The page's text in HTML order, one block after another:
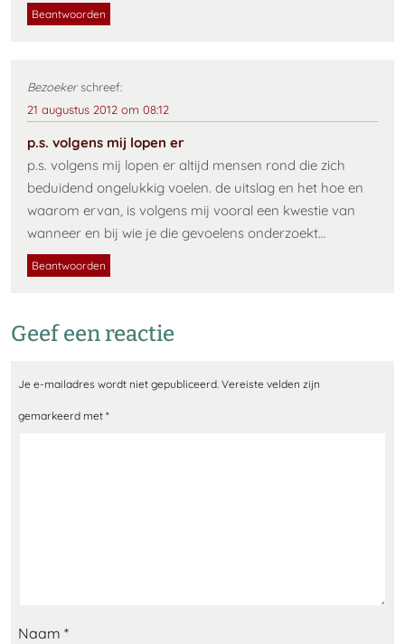
Beantwoorden
Bezoeker schreef:
21 augustus 2012 om 08:12
p.s. volgens mij lopen er
p.s. volgens mij lopen er altijd mensen rond die zich
beduidend ongelukkig voelen. de uitslag en het hoe en
waarom ervan, is volgens mij vooral een kwestie van
wanneer en bij wie je die gevoelens onderzoekt…
Beantwoorden
Geef een reactie
Je e-mailadres wordt niet gepubliceerd. Vereiste velden zijn
gemarkeerd met *
Naam *